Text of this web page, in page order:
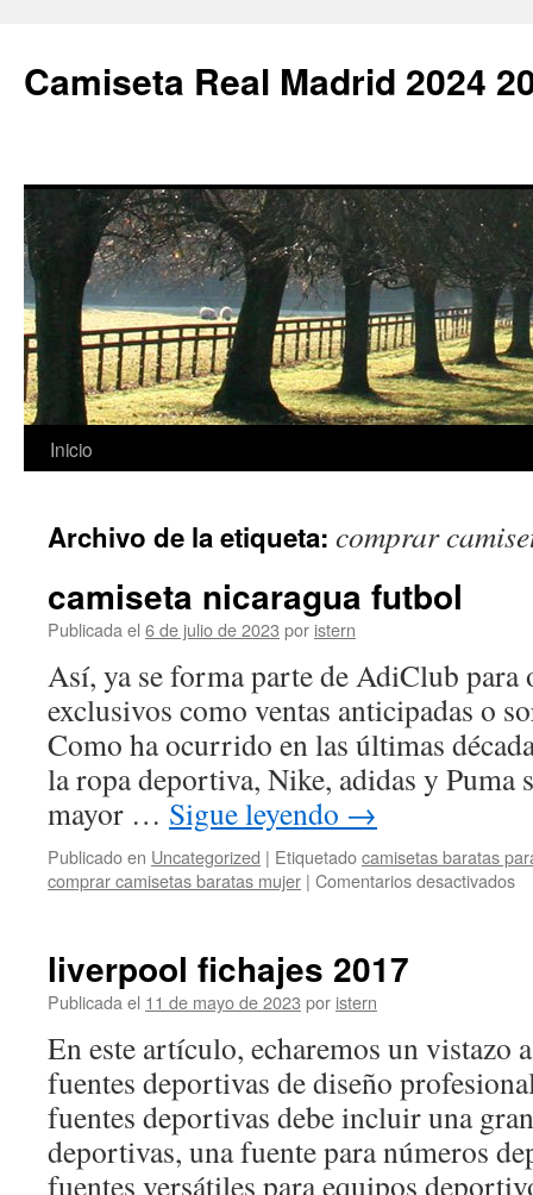
Camiseta Real Madrid 2024
Saltar
contenido
Inicio
Archivo de la etiqueta: comprar
camiseta nicaragua futbol
Publicada el 6 de julio de 2023 por istern
Así, ya se forma parte de AdiClub para
exclusivos como ventas anticipadas o
Como ha ocurrido en las últimas
la ropa deportiva, Nike, adidas y Puma
mayor … Sigue leyendo →
Publicado en Uncategorized | Etiquetadocamisetas baratas
comprar camisetas baratas mujer | Comentarios desactivadosen
liverpool fichajes 2017
Publicada el 11 de mayo de 2023 por istern
En este artículo, echaremos un vistazo
fuentes deportivas de diseño
fuentes deportivas debe incluir una
deportivas, una fuente para números
fuentes versátiles para equipos